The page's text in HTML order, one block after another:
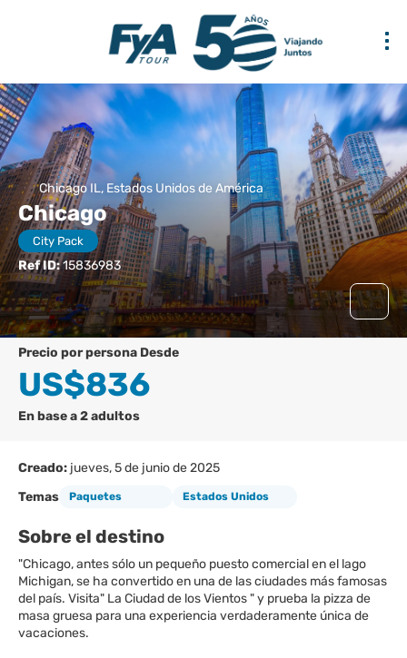
Chicago IL, Estados Unidos de América
Chicago
City Pack
Ref ID:15836983
precio por persona Desde
US$836
En base a 2 adultos
Creado: jueves, 5 de junio de 2025
Temas
Paquetes Estados Unidos
Sobre el destino
"Chicago, antes sólo un pequeño puesto comercial en el lago
Michigan, se ha convertido en una de las ciudades más famosas
del país. Visita" La Ciudad de los Vientos " y prueba la pizza de
masa gruesa para una experiencia verdaderamente única de
vacaciones.